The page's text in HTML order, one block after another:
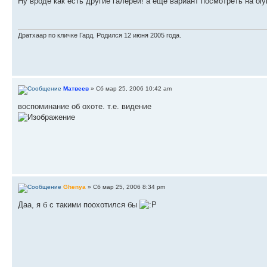
Дратхаар по кличке Гард. Родился 12 июня 2005 года.
Матвеев » Сб мар 25, 2006 10:42 am
воспоминание об охоте. т.е. видение
Ghenya » Сб мар 25, 2006 8:34 pm
Даа, я б с такими поохотился бы